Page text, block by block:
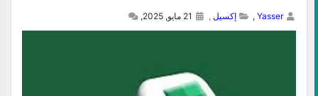
Yasser
, إكسيل ,